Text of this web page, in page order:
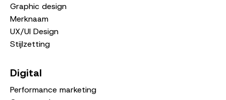
Graphic design
Merknaam
UX/UI Design
Stijlzetting
Digital
Performance marketing